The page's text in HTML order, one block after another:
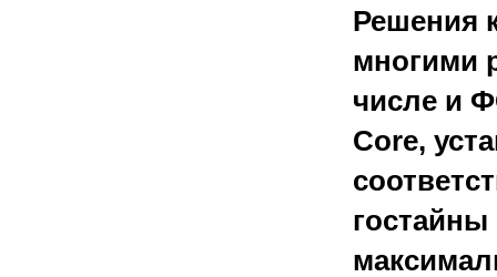
Решения
многими
числе и
Core,